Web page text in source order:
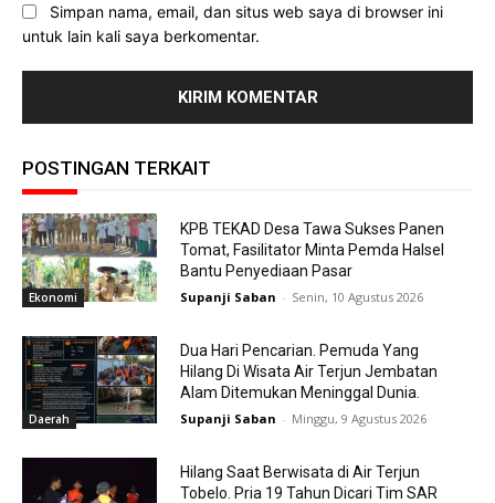
Simpan nama, email, dan situs web saya di browser ini
untuk lain kali saya berkomentar.
POSTINGAN TERKAIT
Ekonomi
KPB TEKAD Desa Tawa Sukses Panen
Tomat, Fasilitator Minta Pemda Halsel
Bantu Penyediaan Pasar
Supanji Saban - Senin, 10 Agustus 2026
Daerah
Dua Hari Pencarian. Pemuda Yang
Hilang Di Wisata Air Terjun Jembatan
Alam Ditemukan Meninggal Dunia.
Supanji Saban - Minggu, 9 Agustus 2026
Hilang Saat Berwisata di Air Terjun
Tobelo. Pria 19 Tahun Dicari Tim SAR